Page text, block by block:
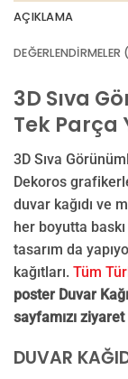
GÖRSEL LINKI
E-posta ile
Süreç
Görseliniz
onayınıza
AÇIKLAMA
3D Sıva
Tek Parça
3D Sıva
Dekoros
duvar kağıdı ve
her boyutta
tasarım da
kağıtları. Tüm
poster Duvar
sayfamızı
DUVAR